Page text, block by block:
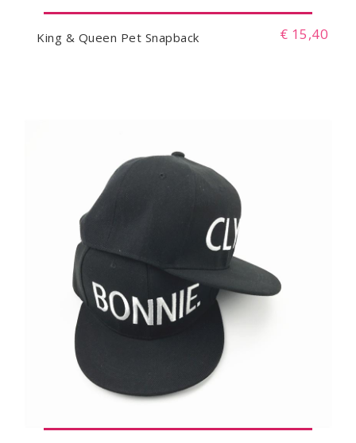
King & Queen Pet Snapback € 15,40